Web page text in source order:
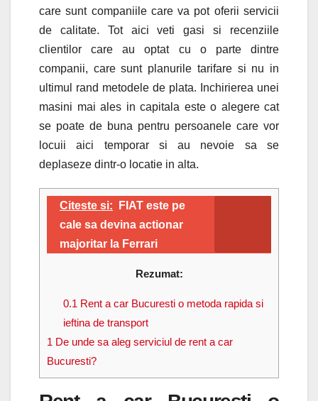
care sunt companiile care va pot oferii servicii
de calitate. Tot aici veti gasi si recenziile
clientilor care au optat cu o parte dintre
companii, care sunt planurile tarifare si nu in
ultimul rand metodele de plata. Inchirierea unei
masini mai ales in capitala este o alegere cat
se poate de buna pentru persoanele care vor
locuii aici temporar si au nevoie sa se
deplaseze dintr-o locatie in alta.
Citeste si:
FIAT este pe
cale sa devina actionar
majoritar la Ferrari
Rezumat:
0.1 Rent a car Bucuresti o metoda rapida si
ieftina de transport
1 De unde sa aleg serviciul de rent a car
Bucuresti?